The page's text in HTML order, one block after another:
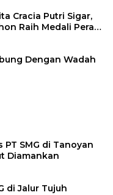
Cracia Putri Sigar,
Raih Medali Perak
Dengan Wadah
SMG di Tanoyan
Diamankan
di Jalur Tujuh